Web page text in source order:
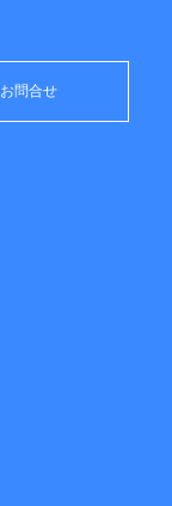
お問合せ